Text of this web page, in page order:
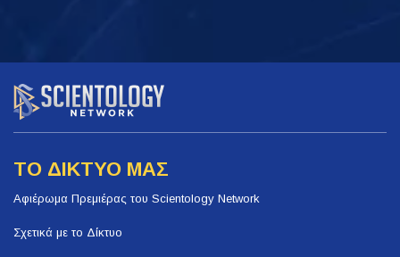
ΤΟ ΔΙΚΤΥΟ ΜΑΣ
Αφιέρωμα Πρεμιέρας του Scientology Network
Σχετικά με το Δίκτυο